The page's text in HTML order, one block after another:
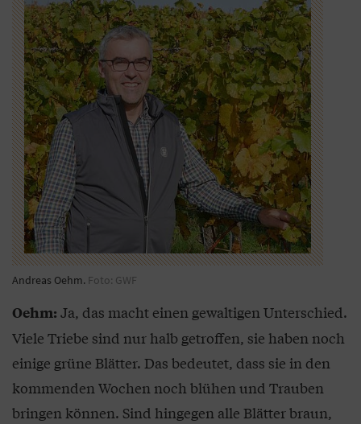
Andreas Oehm. Foto: GWF
Oehm: Ja, das macht einen gewaltigen Unterschied.
Viele Triebe sind nur halb getroffen, sie haben noch
einige grüne Blätter. Das bedeutet, dass sie in den
kommenden Wochen noch blühen und Trauben
bringen können. Sind hingegen alle Blätter braun,